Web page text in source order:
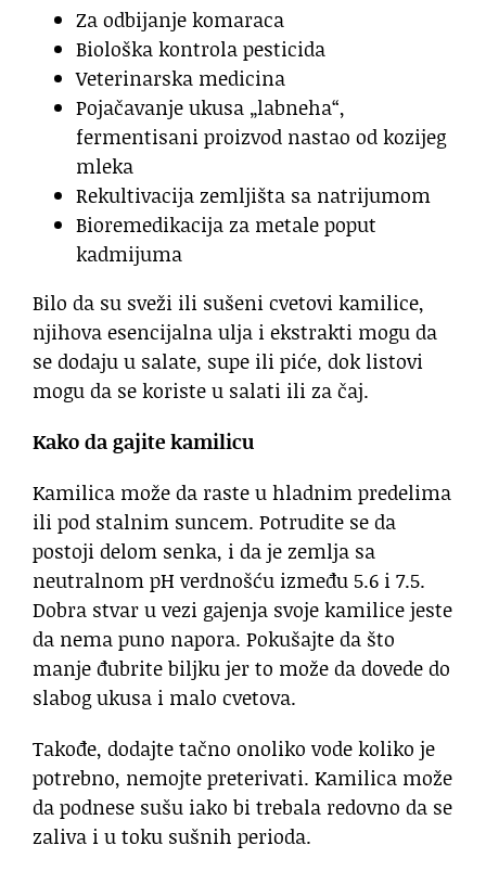
Za odbijanje komaraca
Biološka kontrola pesticida
Veterinarska medicina
Pojačavanje ukusa „labneha“,
fermentisani proizvod nastao od kozijeg
mleka
Rekultivacija zemljišta sa natrijumom
Bioremedikacija za metale poput
kadmijuma
Bilo da su sveži ili sušeni cvetovi kamilice,
njihova esencijalna ulja i ekstrakti mogu da
se dodaju u salate, supe ili piće, dok listovi
mogu da se koriste u salati ili za čaj.
Kako da gajite kamilicu
Kamilica može da raste u hladnim predelima
ili pod stalnim suncem. Potrudite se da
postoji delom senka, i da je zemlja sa
neutralnom pH verdnošću između 5.6 i 7.5.
Dobra stvar u vezi gajenja svoje kamilice jeste
da nema puno napora. Pokušajte da što
manje đubrite biljku jer to može da dovede do
slabog ukusa i malo cvetova.
Takođe, dodajte tačno onoliko vode koliko je
potrebno, nemojte preterivati. Kamilica može
da podnese sušu iako bi trebala redovno da se
zaliva i u toku sušnih perioda.